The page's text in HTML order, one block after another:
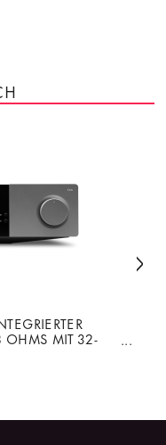
OHMS MIT 32-